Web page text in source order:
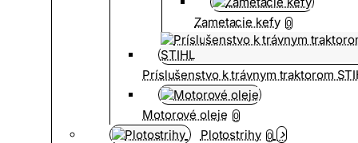
Zametacie kefy 0
Príslušenstvo k trávnym traktorom
Motorové oleje 0
Plotostrihy 0